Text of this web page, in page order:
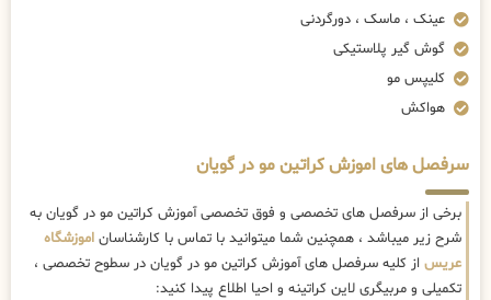
عینک ، ماسک ، دورگردنی
گوش گیر پلاستیکی
کلیپس مو
هواکش
سرفصل های اموزش کراتین مو در گویان
برخی از سرفصل های تخصصی و فوق تخصصی آموزش کراتین مو در گویان به
شرح زیر میباشد ، همچنین شما میتوانید با تماس با کارشناسان اموزشگاه
عریس از کلیه سرفصل های آموزش کراتین مو در گویان در سطوح تخصصی ،
تکمیلی و مربیگری لاین کراتینه و احیا اطلاع پیدا کنید: